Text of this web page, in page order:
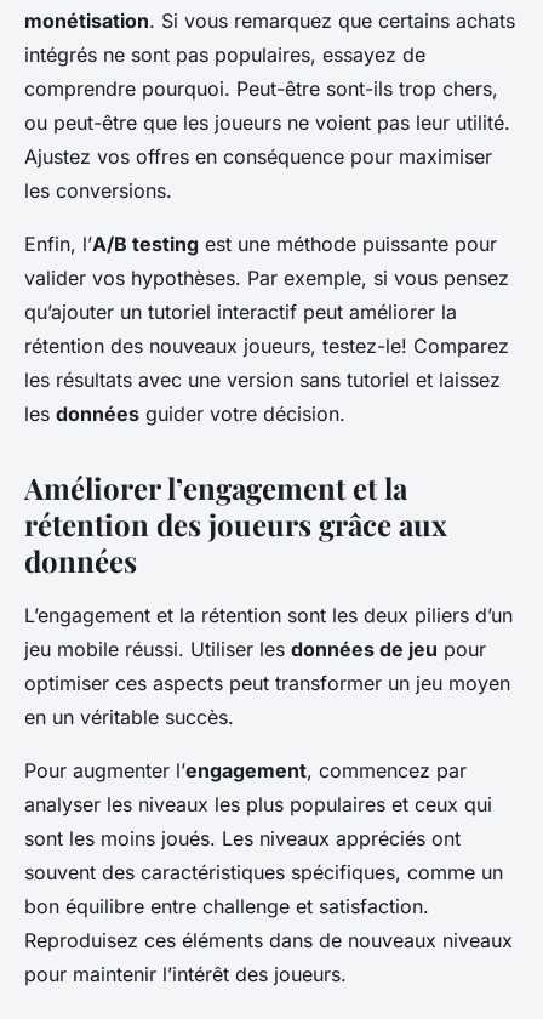
monétisation. Si vous remarquez que certains achats
intégrés ne sont pas populaires, essayez de
comprendre pourquoi. Peut-être sont-ils trop chers,
ou peut-être que les joueurs ne voient pas leur utilité.
Ajustez vos offres en conséquence pour maximiser
les conversions.
Enfin, l’A/B testing est une méthode puissante pour
valider vos hypothèses. Par exemple, si vous pensez
qu’ajouter un tutoriel interactif peut améliorer la
rétention des nouveaux joueurs, testez-le! Comparez
les résultats avec une version sans tutoriel et laissez
les données guider votre décision.
Améliorer l’engagement et la
rétention des joueurs grâce aux
données
L’engagement et la rétention sont les deux piliers d’un
jeu mobile réussi. Utiliser les données de jeu pour
optimiser ces aspects peut transformer un jeu moyen
en un véritable succès.
Pour augmenter l’engagement, commencez par
analyser les niveaux les plus populaires et ceux qui
sont les moins joués. Les niveaux appréciés ont
souvent des caractéristiques spécifiques, comme un
bon équilibre entre challenge et satisfaction.
Reproduisez ces éléments dans de nouveaux niveaux
pour maintenir l’intérêt des joueurs.